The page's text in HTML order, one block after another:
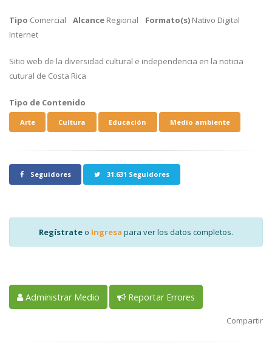
Tipo Comercial Alcance Regional Formato(s) Nativo Digital
Internet
Sitio web de la diversidad cultural e independencia en la noticia
cutural de Costa Rica
Tipo de Contenido
Arte Cultura Educación Medio ambiente
Seguidores 31.631 Seguidores
Regístrate o Ingresa para ver los datos completos.
Administrar Medio Reportar Errores
Compartir